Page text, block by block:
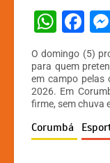
W
h
at
s
A
p
F
a
c
e
b
o
O domingo (5)
para quem
em campo pelas
2026. Em
firme, sem chuva
Corumbá